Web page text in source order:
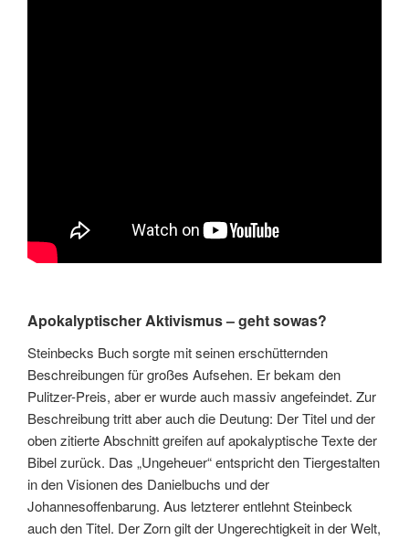
Apokalyptischer Aktivismus – geht sowas?
Steinbecks Buch sorgte mit seinen erschütternden
Beschreibungen für großes Aufsehen. Er bekam den
Pulitzer-Preis, aber er wurde auch massiv angefeindet. Zur
Beschreibung tritt aber auch die Deutung: Der Titel und der
oben zitierte Abschnitt greifen auf apokalyptische Texte der
Bibel zurück. Das „Ungeheuer“ entspricht den Tiergestalten
in den Visionen des Danielbuchs und der
Johannesoffenbarung. Aus letzterer entlehnt Steinbeck
auch den Titel. Der Zorn gilt der Ungerechtigkeit in der Welt,